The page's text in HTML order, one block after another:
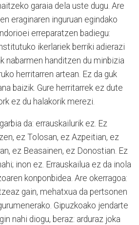
garaia dela uste dugu. Are
eraginaren inguruan egindako
erreparatzen badiegu:
ikerlariek berriki adierazi
nabarmen handitzen du minbizia
herritarren artean. Ez da guk
baizik. Gure herritarrek ez dute
ez du halakorik merezi.
da: errauskailurik ez. Ez
ez Tolosan, ez Azpeitian, ez
ez Beasainen, ez Donostian. Ez
inon ez. Errauskailua ez da inola
konponbidea. Are okerragoa:
gain, mehatxua da pertsonen
Gipuzkoako jendarte
nahi diogu, beraz: arduraz joka